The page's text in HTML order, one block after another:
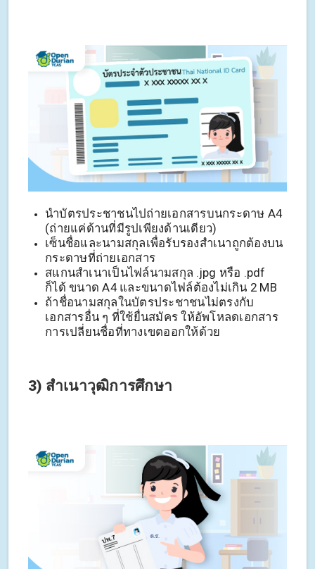
นำบัตรประชาชนไปถ่ายเอกสารบนกระดาษ A4
(ถ่ายแค่ด้านที่มีรูปเพียงด้านเดียว)
เซ็นชื่อและนามสกุลเพื่อรับรองสำเนาถูกต้องบน
กระดาษที่ถ่ายเอกสาร
สแกนสำเนาเป็นไฟล์นามสกุล .jpg หรือ .pdf
ก็ได้ ขนาด A4 และขนาดไฟล์ต้องไม่เกิน 2 MB
ถ้าชื่อนามสกุลในบัตรประชาชนไม่ตรงกับ
เอกสารอื่น ๆ ที่ใช้ยื่นสมัคร ให้อัพโหลดเอกสาร
การเปลี่ยนชื่อที่ทางเขตออกให้ด้วย
3) สำเนาวุฒิการศึกษา